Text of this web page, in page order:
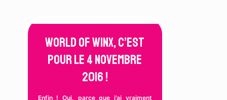
World Of Winx, c’est
pour le 4 Novembre
2016 !
Enfin ! Oui, parce que j’ai vraiment